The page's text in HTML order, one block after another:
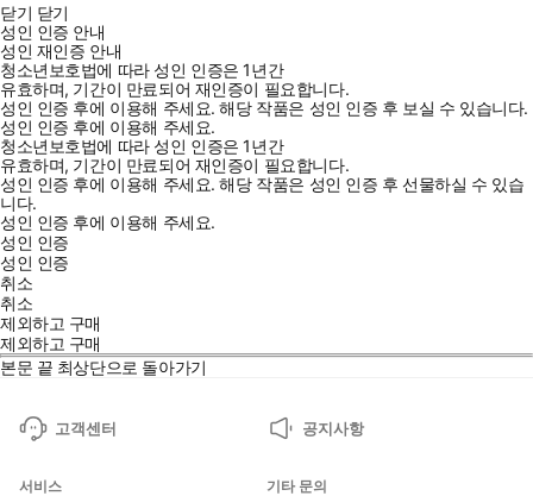
닫기 닫기
성인 인증 안내
성인 재인증 안내
청소년보호법에 따라 성인 인증은 1년간
유효하며, 기간이 만료되어 재인증이 필요합니다.
성인 인증 후에 이용해 주세요.해당 작품은 성인 인증 후 보실 수 있습니다.
성인 인증 후에 이용해 주세요.
청소년보호법에 따라 성인 인증은 1년간
유효하며, 기간이 만료되어 재인증이 필요합니다.
성인 인증 후에 이용해 주세요.해당 작품은 성인 인증 후 선물하실 수 있습
니다.
성인 인증 후에 이용해 주세요.
성인 인증
성인 인증
취소
취소
제외하고 구매
제외하고 구매
본문 끝 최상단으로 돌아가기
고객센터 공지사항
서비스
기타 문의